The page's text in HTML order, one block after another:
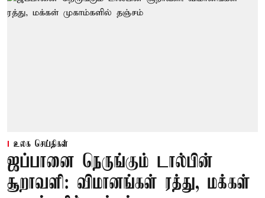
உலக செய்திகள்
ஜப்பானை நெருங்கும் டால்பின்
சூறாவளி: விமானங்கள் ரத்து, மக்கள்